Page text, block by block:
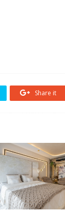
Share it